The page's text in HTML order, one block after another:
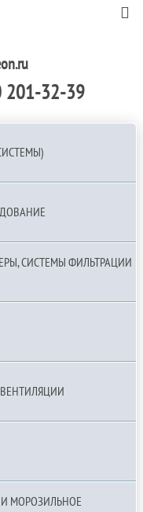
201-32-39
СИСТЕМЫ ФИЛЬТРАЦИИ
МОРОЗИЛЬНОЕ